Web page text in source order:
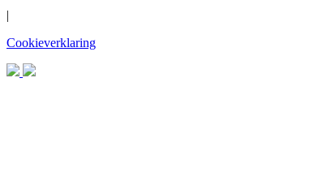
|
Cookieverklaring